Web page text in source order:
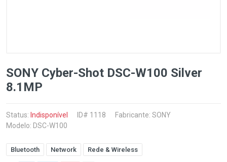
SONY Cyber-Shot DSC-W100 Silver
8.1MP
Status: Indisponível ID# 1118 Fabricante: SONY
Modelo: DSC-W100
Bluetooth Network Rede & Wireless